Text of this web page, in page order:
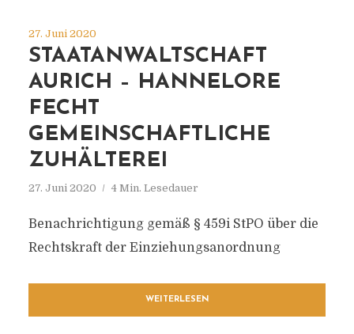
27. Juni 2020
STAATANWALTSCHAFT
AURICH – HANNELORE
FECHT
GEMEINSCHAFTLICHE
ZUHÄLTEREI
27. Juni 2020 4 Min. Lesedauer
Benachrichtigung gemäß § 459i StPO über die
Rechtskraft der Einziehungsanordnung
WEITERLESEN